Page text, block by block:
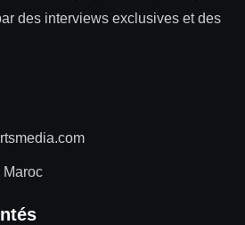
des interviews exclusives et des
Maroc